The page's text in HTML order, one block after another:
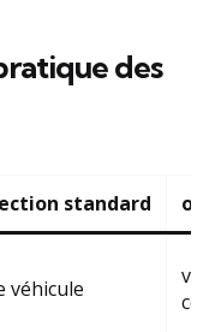
des
standard
véhicule